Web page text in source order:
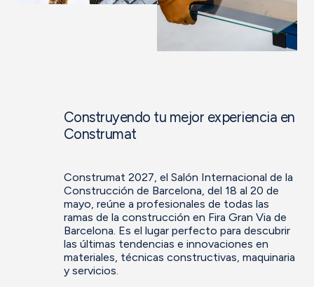
Construyendo tu mejor experiencia en
Construmat
Construmat 2027, el Salón Internacional de la
Construcción de Barcelona, del 18 al 20 de
mayo, reúne a profesionales de todas las
ramas de la construcción en Fira Gran Via de
Barcelona. Es el lugar perfecto para descubrir
las últimas tendencias e innovaciones en
materiales, técnicas constructivas, maquinaria
y servicios.